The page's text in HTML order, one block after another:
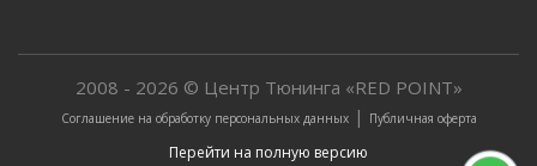
2008 - 2026 © Центр Тюнинга «RED POINT»
Соглашение на обработку персональных данных| Публичная оферта
Перейти на полную версию